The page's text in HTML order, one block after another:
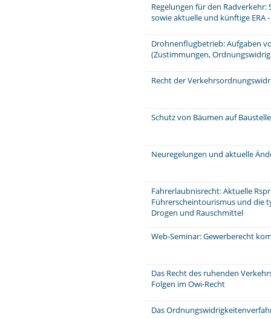
Regelungen für den Radverkehr:
sowie aktuelle und künftige ERA
Drohnenflugbetrieb: Aufgaben
(Zustimmungen,
Recht der
Schutz von Bäumen auf
Neuregelungen und aktuelle
Fahrerlaubnisrecht: Aktuelle
Führerscheintourismus und die
Drogen und Rauschmittel
Web-Seminar: Gewerberecht
Das Recht des ruhenden
Folgen im Owi-Recht
Das